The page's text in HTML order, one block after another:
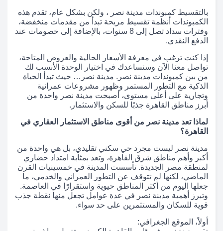
بالتقسيط كمبوندات مدينة نصر ، ولكن بشكل عام، تقدم هذه
الكمبوندات أنظمة تقسيط مريحة تبدأ من مقدمات منخفضة،
وفترات سداد تصل إلى 8 سنوات، بالإضافة إلى خصومات عند
الدفع النقدي.
إذا كنت ترغب في معرفة الأسعار الحالية والعروض المتاحة،
تواصل معنا الآن وسنساعدك في اختيار الوحدة الأنسب لك
من بين كمبوندات مدينة نصر. مدينة نصر… حيث تبدأ الحياة
الذكية مع التطور المستمر وظهور مشروعات عمرانية
وتجارية على أعلى مستوى، أصبحت مدينة نصر واحدة من
أبرز مناطق القاهرة جذبًا للسكن والاستثمار.
لماذا تعد مدينة نصر من أقوى مناطق الاستثمار العقاري في
القاهرة؟
مدينة نصر ليست مجرد حي سكني تقليدي، بل هي واحدة من
أكبر وأهم مناطق شرق القاهرة، وتعد بمثابة امتداد حضاري
لمنطقة مصر الجديدة. تأسست المدينة في خمسينيات القرن
الماضي، لكنها لم تتوقف عن التطور العمراني والخدمي، ما
جعلها اليوم من أكثر المناطق حيوية واستقرارًا في العاصمة.
وتبرز أهمية مدينة نصر في عدة عوامل تجعل منها نقطة جذب
قوية للسكان والمستثمرين على حد سواء.
أولاً، الموقع الجغرافي: